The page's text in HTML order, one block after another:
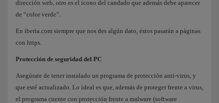
dirección web, otro es el icono del candado que además debe aparecer
de “color verde”.
En iberia.com siempre que nos des algún dato, éstos pasarán a páginas
con https.
Protección de seguridad del PC
Asegúrate de tener instalado un programa de protección anti-virus, y
que esté actualizado. Lo ideal es que, además de proteger frente a virus,
el programa cuente con protección frente a malware (software